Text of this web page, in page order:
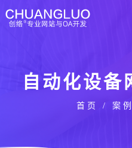
自动化设备
首页 / 案例